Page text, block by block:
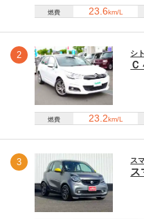
燃費 23.6km/L
2 シ
Ｃ
燃費 23.2km/L
3 ス
ス